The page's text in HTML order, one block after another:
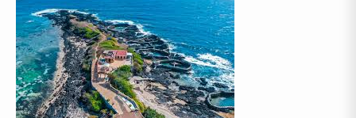
Kinh
Nghiệm
Mua
Vé
Tham
Quan
Du